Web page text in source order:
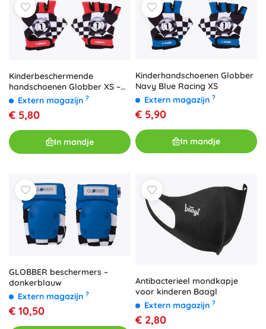
Kinderbeschermende
handschoenen Globber XS –
racing red
Extern magazijn ?
€ 5,80
In mandje
Kinderhandschoenen Globber
Navy Blue Racing XS
Extern magazijn ?
€ 5,90
In mandje
GLOBBER beschermers –
donkerblauw
Extern magazijn ?
€ 10,50
Antibacterieel mondkapje
voor kinderen Baagl
Extern magazijn ?
€ 2,80